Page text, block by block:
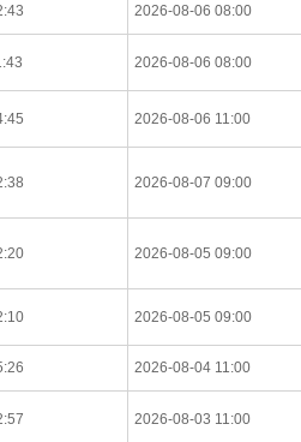
2026-08-06 08:00
2026-08-06 08:00
2026-08-06 11:00
2026-08-07 09:00
2026-08-05 09:00
2026-08-05 09:00
2026-08-04 11:00
2026-08-03 11:00